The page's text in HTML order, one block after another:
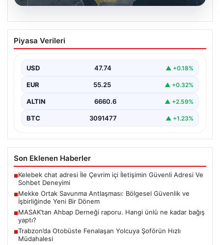
07.08.2026
Mekke Ortak Savunma Antlaşması:
Bölgesel Güvenlik ve İşbirliğinde Yeni
Türkiye, Suudi Arabistan ve Pakistan arasında
ve küresel…
Piyasa Verileri
USD 47.74 ▲ +0.18%
EUR 55.25 ▲ +0.32%
ALTIN 6660.6 ▲ +2.59%
BTC 3091477 ▲ +1.23%
Son Eklenen Haberler
■Kelebek chat adresi İle Çevrim içi İletişimin Güvenli Adresi Ve
Sohbet Deneyimi
■Mekke Ortak Savunma Antlaşması: Bölgesel Güvenlik ve
İşbirliğinde Yeni Bir Dönem
■MASAK’tan Ahbap Derneği raporu. Hangi ünlü ne kadar bağış
yaptı?
■Trabzon’da Otobüste Fenalaşan Yolcuya Şoförün Hızlı
Müdahalesi